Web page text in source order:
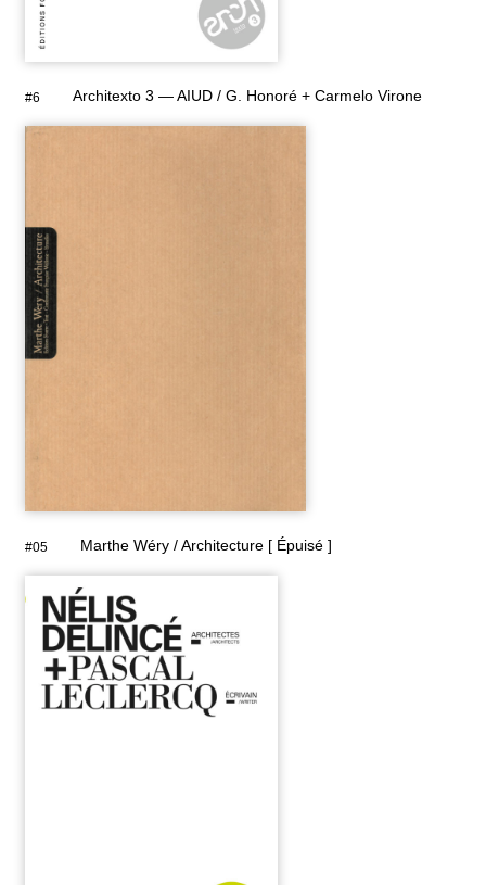
#6 Architexto 3 — AIUD / G. Honoré + Carmelo Virone
#05 Marthe Wéry / Architecture [ Épuisé ]